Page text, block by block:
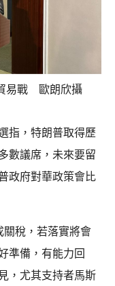
易戰 歐朗欣攝
指，特朗普取得歷
數議席，未來要留
政府對華政策會比
稅，若落實將會
準備，有能力回
，尤其支持者馬斯